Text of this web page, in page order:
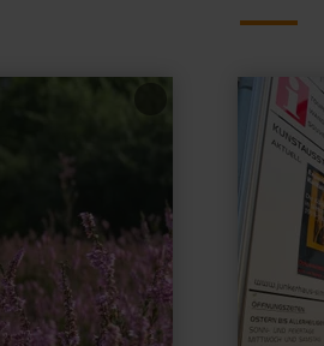
mehr
erfahren
Infopunkt
Simonskall